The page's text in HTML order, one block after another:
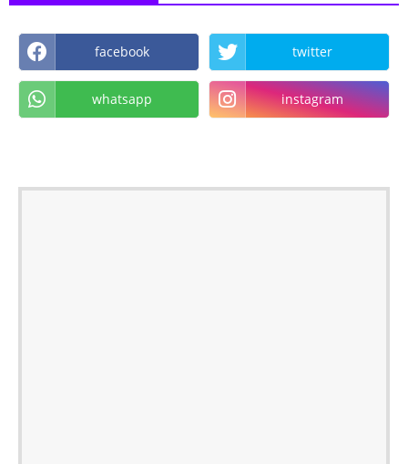
facebook twitter
whatsapp instagram